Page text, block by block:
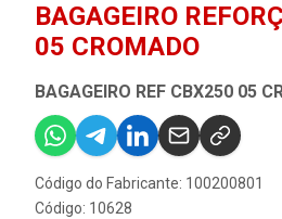
BAGAGEIRO
05 CROMADO
BAGAGEIRO REF CBX250 05
Código do Fabricante: 100200801
Código: 10628